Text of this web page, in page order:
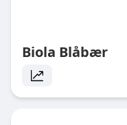
Biola Blåbær